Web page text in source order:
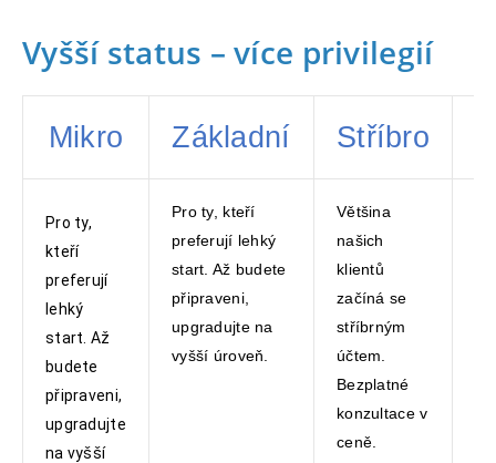
Vyšší status – více privilegií
Mikro Základní Stříbro
Pro ty,
kteří
preferují
lehký
start. Až
budete
připraveni,
upgradujte
na vyšší
Pro ty, kteří
preferují lehký
start. Až budete
připraveni,
upgradujte na
vyšší úroveň.
Většina
našich
klientů
začíná se
stříbrným
účtem.
Bezplatné
konzultace v
ceně.